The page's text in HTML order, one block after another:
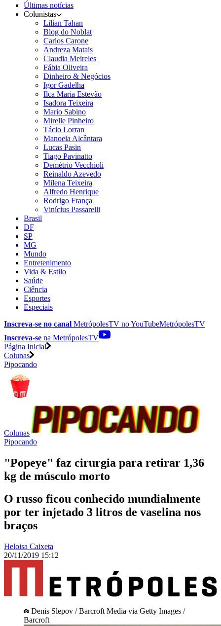
Últimas notícias
Colunistas
Lilian Tahan
Blog do Noblat
Carlos Carone
Andreza Matais
Claudia Meireles
Fábia Oliveira
Dinheiro & Negócios
Igor Gadelha
Ilca Maria Estevão
Isadora Teixeira
Mario Sabino
Mirelle Pinheiro
Tácio Lorran
Manoela Alcântara
Lucas Pasin
Tiago Pavinatto
Demétrio Vecchioli
Reinaldo Azevedo
Milena Teixeira
Alfredo Henrique
Rodrigo França
Vinícius Passarelli
Brasil
DF
SP
MG
Mundo
Entretenimento
Vida & Estilo
Saúde
Ciência
Esportes
Especiais
Inscreva-se no canal MetrópolesTV noYouTubeMetrópolesTV
Inscreva-se na MetrópolesTV
Página Inicial
Colunas
Pipocando
Colunas
Pipocando
"Popeye" faz cirurgia para retirar 1,36
kg de músculo morto
O russo ficou conhecido mundialmente
por ter injetado 3 litros de vaselina nos
braços
Heloisa Caixeta
20/11/2019 15:12
Denis Slepov / Barcroft Media via Getty Images /
Barcroft